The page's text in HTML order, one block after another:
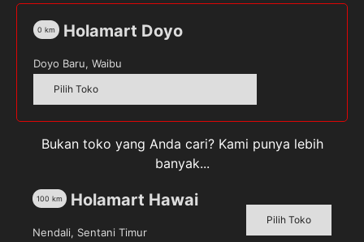
Fair
Sensitive
[50
Kesehatan & Kecantikan,Perawatan Tubuh
PUCELLE
Deskripsi
Holamart Doyo
0 km
Doyo Baru, Waibu
Pilih Toko
Bukan toko yang Anda cari? Kami punya lebih
banyak...
Holamart Hawai
100 km
Nendali, Sentani Timur
Pilih Toko